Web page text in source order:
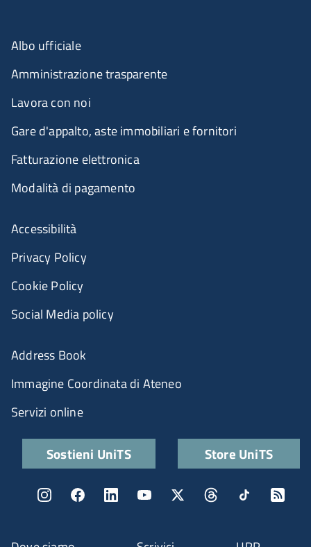
Menu organizzazione
Albo ufficiale
Amministrazione trasparente
Lavora con noi
Gare d'appalto, aste immobiliari e fornitori
Fatturazione elettronica
Modalità di pagamento
Menù riferimenti
Accessibilità
Privacy Policy
Cookie Policy
Social Media policy
Menu portale
Address Book
Immagine Coordinata di Ateneo
Servizi online
Quick links
Sostieni UniTS Store UniTS
Menu social